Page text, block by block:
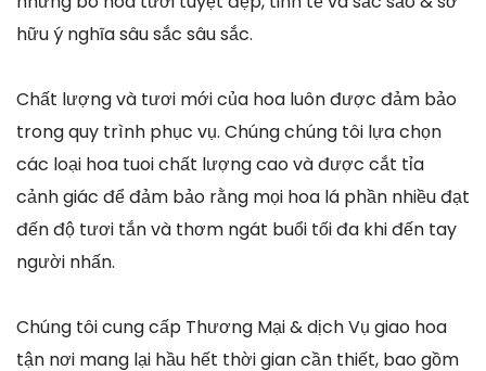
hữu ý nghĩa sâu sắc sâu sắc.
Chất lượng và tươi mới của hoa luôn được đảm bảo
trong quy trình phục vụ. Chúng chúng tôi lựa chọn
các loại hoa tuoi chất lượng cao và được cắt tỉa
cảnh giác để đảm bảo rằng mọi hoa lá phần nhiều đạt
đến độ tươi tắn và thơm ngát buổi tối đa khi đến tay
người nhấn.
Chúng tôi cung cấp Thương Mại & dịch Vụ giao hoa
tận nơi mang lại hầu hết thời gian cần thiết, bao gồm